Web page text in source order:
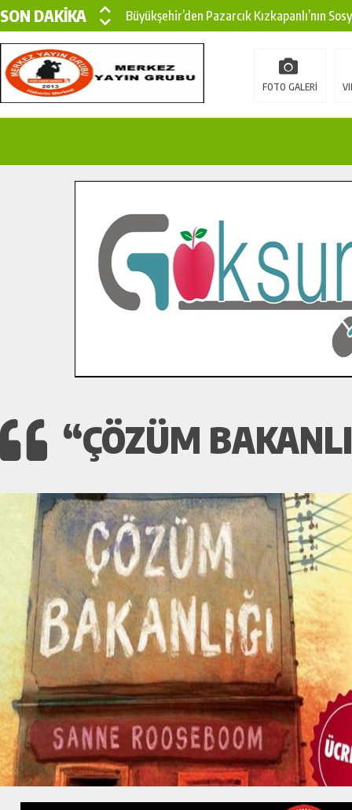
SON DAKİKA
Büyükşehir’den Pazarcık Kızkapanlı’nın
Büyükşehir’den Pazarcık Kırsalına Modern
Çin’den KSÜ’ye Uluslararası Başarı:
İlçe Jandarma Komutanı Karakaya’dan
Bertiz’in Yeni Köprüsünde Sona Doğru.
FOTO GALERİ
“ÇÖZÜM